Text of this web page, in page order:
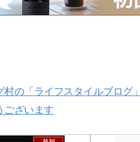
村の「ライフスタイルブログ
ございます